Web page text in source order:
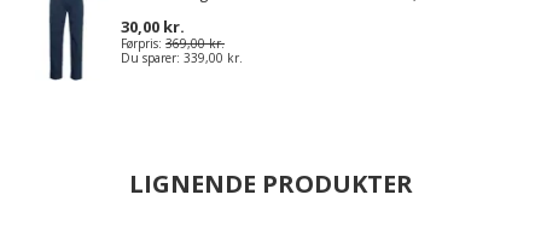
30,00 kr.
Førpris: 369,00 kr.
Du sparer: 339,00 kr.
LIGNENDE PRODUKTER